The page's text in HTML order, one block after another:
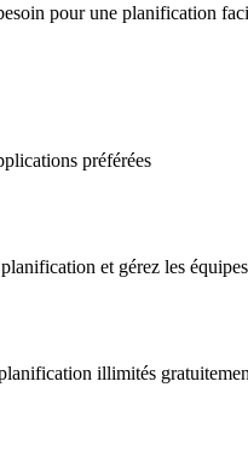
pour une planification
préférées
et gérez les équipes
illimités